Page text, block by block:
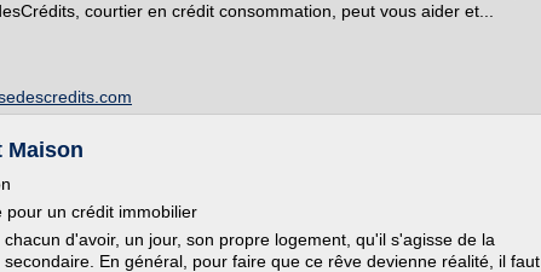
courtier en crédit consommation, peut vous aider et...
Maison
pour un crédit immobilier
d'avoir, un jour, son propre logement, qu'il s'agisse de la
En général, pour faire que ce rêve devienne réalité, il faut